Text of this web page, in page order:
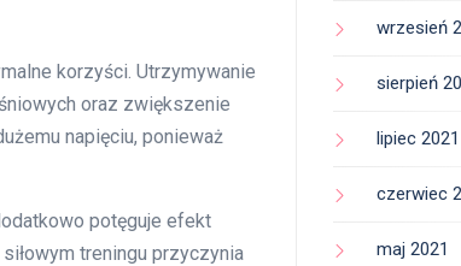
korzyści. Utrzymywanie
oraz zwiększenie
napięciu, ponieważ
potęguje efekt
treningu przyczynia
wrzesień
sierpień
lipiec 2021
czerwiec
maj 2021